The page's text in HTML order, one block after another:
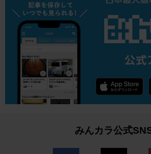
みんカラ公式